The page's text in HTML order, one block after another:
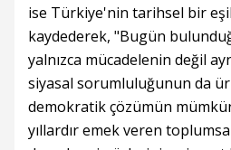
ise Türkiye'nin tarihsel bir
kaydederek, "Bugün
yalnızca mücadelenin değil
siyasal sorumluluğunun da
demokratik çözümün
yıllardır emek veren